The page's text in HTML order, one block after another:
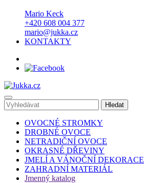
Mario Keck
+420 608 004 377
mario@jukka.cz
KONTAKTY
OVOCNÉ STROMKY
DROBNÉ OVOCE
NETRADIČNÍ OVOCE
OKRASNÉ DŘEVINY
JMELÍ A VÁNOČNÍ DEKORACE
ZAHRADNÍ MATERIÁL
Jmenný katalog